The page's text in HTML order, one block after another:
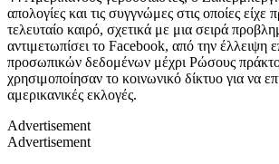
απολογίες και τις συγγνώμες στις οποίες είχε
τελευταίο καιρό, σχετικά με μια σειρά
αντιμετωπίσει το Facebook, από την έλλειψη
προσωπικών δεδομένων μέχρι Ρώσους
χρησιμοποίησαν το κοινωνικό δίκτυο για να
αμερικανικές εκλογές.
Advertisement
Advertisement